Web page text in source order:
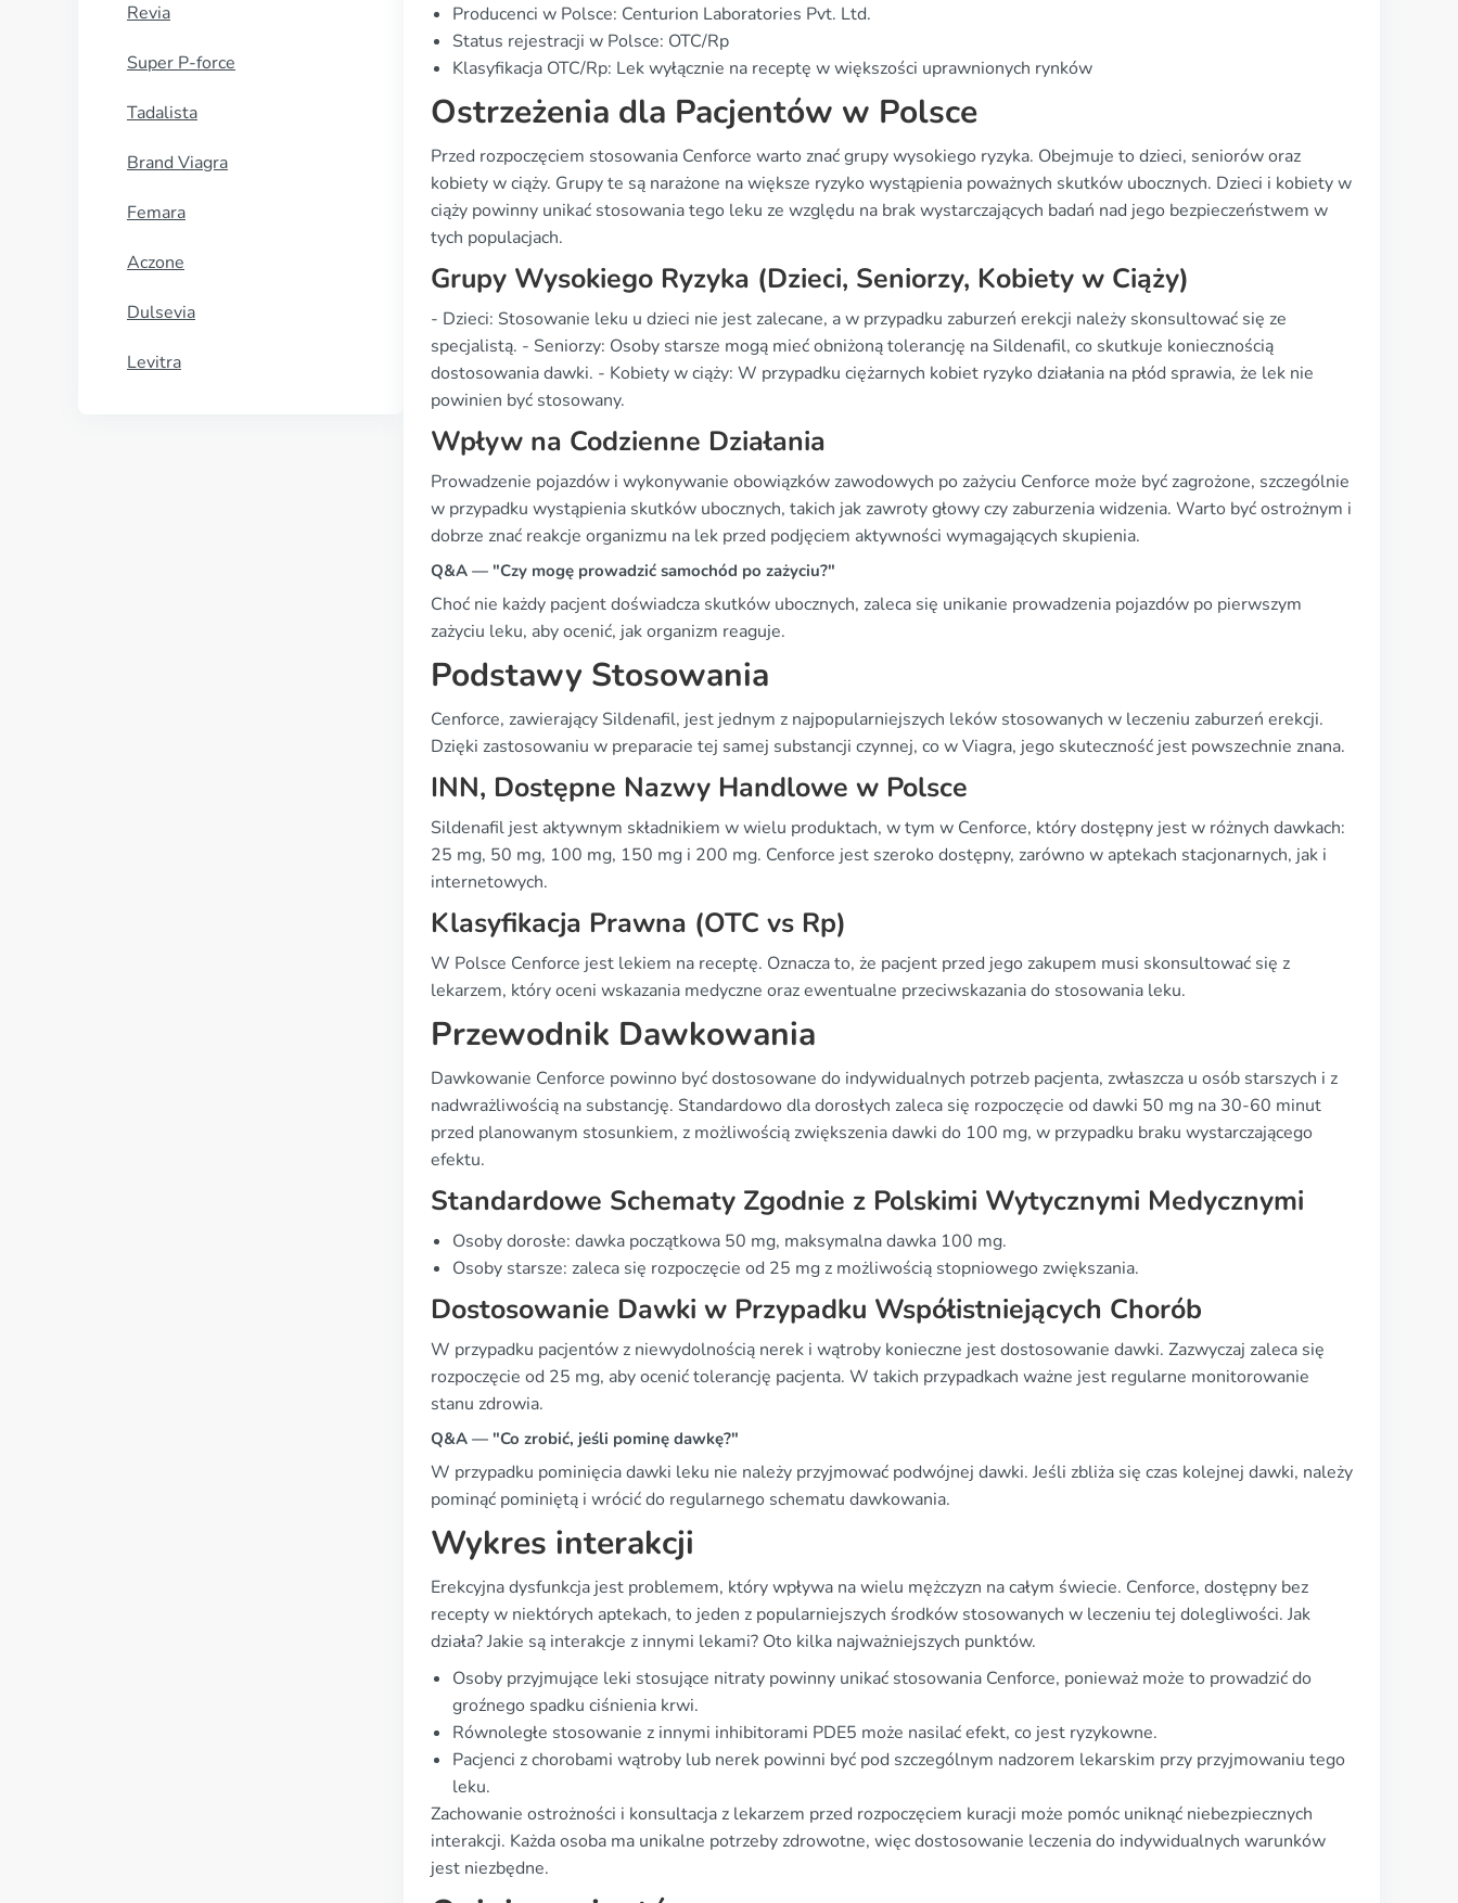
Revia
Super P-force
Tadalista
Brand Viagra
Femara
Aczone
Dulsevia
Levitra
Producenci w Polsce: Centurion Laboratories Pvt. Ltd.
Status rejestracji w Polsce: OTC/Rp
Klasyfikacja OTC/Rp: Lek wyłącznie na receptę w większości uprawnionych rynków
Ostrzeżenia dla Pacjentów w Polsce
Przed rozpoczęciem stosowania Cenforce warto znać grupy wysokiego ryzyka. Obejmuje to dzieci, seniorów oraz
kobiety w ciąży. Grupy te są narażone na większe ryzyko wystąpienia poważnych skutków ubocznych. Dzieci i kobiety w
ciąży powinny unikać stosowania tego leku ze względu na brak wystarczających badań nad jego bezpieczeństwem w
tych populacjach.
Grupy Wysokiego Ryzyka (Dzieci, Seniorzy, Kobiety w Ciąży)
- Dzieci: Stosowanie leku u dzieci nie jest zalecane, a w przypadku zaburzeń erekcji należy skonsultować się ze
specjalistą. - Seniorzy: Osoby starsze mogą mieć obniżoną tolerancję na Sildenafil, co skutkuje koniecznością
dostosowania dawki. - Kobiety w ciąży: W przypadku ciężarnych kobiet ryzyko działania na płód sprawia, że lek nie
powinien być stosowany.
Wpływ na Codzienne Działania
Prowadzenie pojazdów i wykonywanie obowiązków zawodowych po zażyciu Cenforce może być zagrożone, szczególnie
w przypadku wystąpienia skutków ubocznych, takich jak zawroty głowy czy zaburzenia widzenia. Warto być ostrożnym i
dobrze znać reakcje organizmu na lek przed podjęciem aktywności wymagających skupienia.
Q&A — "Czy mogę prowadzić samochód po zażyciu?"
Choć nie każdy pacjent doświadcza skutków ubocznych, zaleca się unikanie prowadzenia pojazdów po pierwszym
zażyciu leku, aby ocenić, jak organizm reaguje.
Podstawy Stosowania
Cenforce, zawierający Sildenafil, jest jednym z najpopularniejszych leków stosowanych w leczeniu zaburzeń erekcji.
Dzięki zastosowaniu w preparacie tej samej substancji czynnej, co w Viagra, jego skuteczność jest powszechnie znana.
INN, Dostępne Nazwy Handlowe w Polsce
Sildenafil jest aktywnym składnikiem w wielu produktach, w tym w Cenforce, który dostępny jest w różnych dawkach:
25 mg, 50 mg, 100 mg, 150 mg i 200 mg. Cenforce jest szeroko dostępny, zarówno w aptekach stacjonarnych, jak i
internetowych.
Klasyfikacja Prawna (OTC vs Rp)
W Polsce Cenforce jest lekiem na receptę. Oznacza to, że pacjent przed jego zakupem musi skonsultować się z
lekarzem, który oceni wskazania medyczne oraz ewentualne przeciwskazania do stosowania leku.
Przewodnik Dawkowania
Dawkowanie Cenforce powinno być dostosowane do indywidualnych potrzeb pacjenta, zwłaszcza u osób starszych i z
nadwrażliwością na substancję. Standardowo dla dorosłych zaleca się rozpoczęcie od dawki 50 mg na 30-60 minut
przed planowanym stosunkiem, z możliwością zwiększenia dawki do 100 mg, w przypadku braku wystarczającego
efektu.
Standardowe Schematy Zgodnie z Polskimi Wytycznymi Medycznymi
Osoby dorosłe: dawka początkowa 50 mg, maksymalna dawka 100 mg.
Osoby starsze: zaleca się rozpoczęcie od 25 mg z możliwością stopniowego zwiększania.
Dostosowanie Dawki w Przypadku Współistniejących Chorób
W przypadku pacjentów z niewydolnością nerek i wątroby konieczne jest dostosowanie dawki. Zazwyczaj zaleca się
rozpoczęcie od 25 mg, aby ocenić tolerancję pacjenta. W takich przypadkach ważne jest regularne monitorowanie
stanu zdrowia.
Q&A — "Co zrobić, jeśli pominę dawkę?"
W przypadku pominięcia dawki leku nie należy przyjmować podwójnej dawki. Jeśli zbliża się czas kolejnej dawki, należy
pominąć pominiętą i wrócić do regularnego schematu dawkowania.
Wykres interakcji
Erekcyjna dysfunkcja jest problemem, który wpływa na wielu mężczyzn na całym świecie. Cenforce, dostępny bez
recepty w niektórych aptekach, to jeden z popularniejszych środków stosowanych w leczeniu tej dolegliwości. Jak
działa? Jakie są interakcje z innymi lekami? Oto kilka najważniejszych punktów.
Osoby przyjmujące leki stosujące nitraty powinny unikać stosowania Cenforce, ponieważ może to prowadzić do
groźnego spadku ciśnienia krwi.
Równoległe stosowanie z innymi inhibitorami PDE5 może nasilać efekt, co jest ryzykowne.
Pacjenci z chorobami wątroby lub nerek powinni być pod szczególnym nadzorem lekarskim przy przyjmowaniu tego
leku.
Zachowanie ostrożności i konsultacja z lekarzem przed rozpoczęciem kuracji może pomóc uniknąć niebezpiecznych
interakcji. Każda osoba ma unikalne potrzeby zdrowotne, więc dostosowanie leczenia do indywidualnych warunków
jest niezbędne.